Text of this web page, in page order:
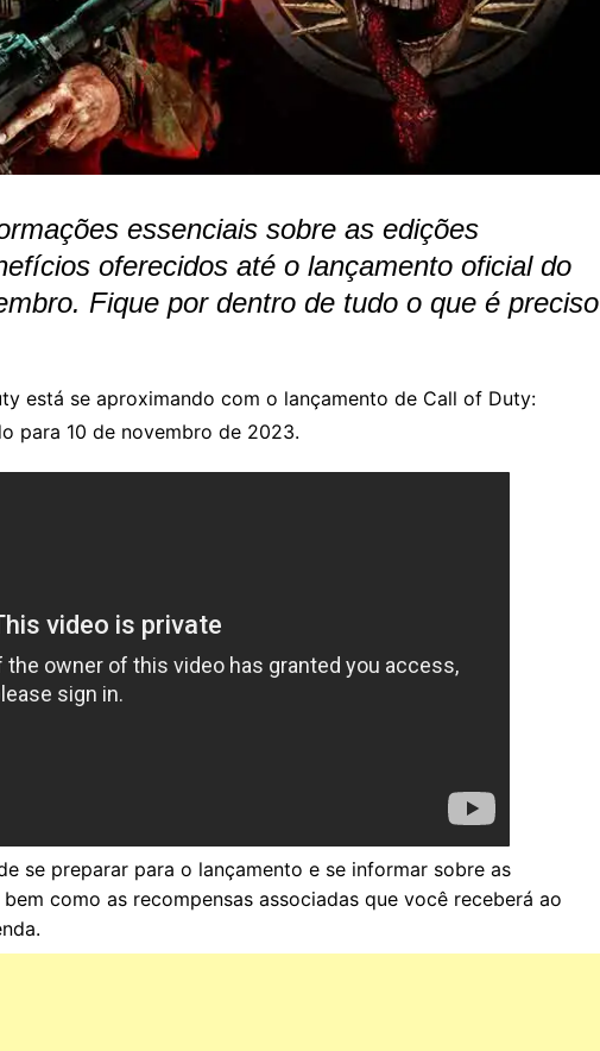
essenciais sobre as edições
oferecidos até o lançamento oficial do
Fique por dentro de tudo o que é preciso
está se aproximando com o lançamento de Call of Duty:
para 10 de novembro de 2023.
se preparar para o lançamento e se informar sobre as
como as recompensas associadas que você receberá ao